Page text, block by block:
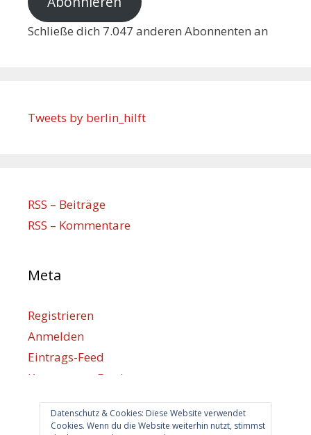
Schließe dich 7.047 anderen Abonnenten an
Datenschutz & Cookies: Diese Website verwendet
Cookies. Wenn du die Website weiterhin nutzt, stimmst
Tweets by berlin_hilft
RSS – Beiträge
RSS – Kommentare
Meta
Registrieren
Anmelden
Eintrags-Feed
Kommentar-Feed
WordPress.org